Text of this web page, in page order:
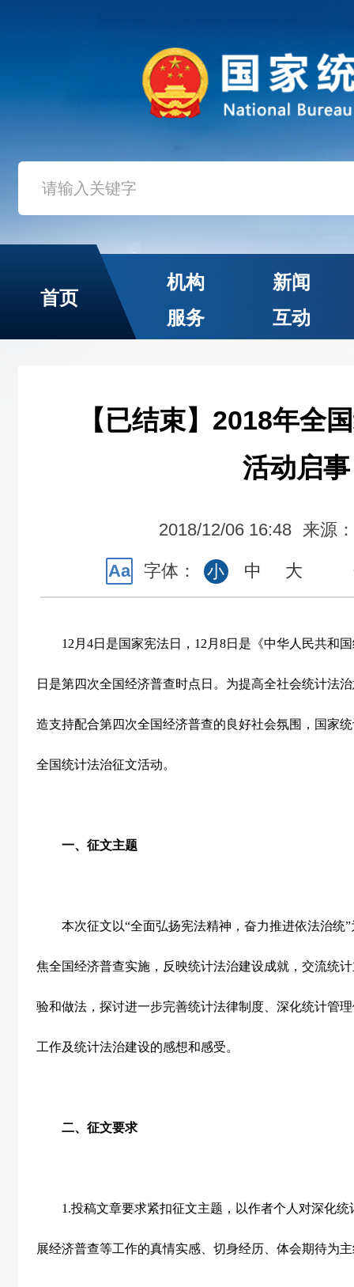
首页
机构
新闻
服务
互动
【已结束】2018年全
活动启事
2018/12/06 16:48 来源
Aa 字体： 小 中 大
12 月 4日是国家宪法日， 12 月 8日是《中华人民共和
日是第四次全国经济普查时点日。为提高全社会统计法
造支持配合第四次全国经济普查的良好社会氛围，国家
全国统计法治征文活动。
一、征文主题
本次征文以“全面弘扬宪法精神，奋力推进依法治统”
焦全国经济普查实施，反映统计法治建设成就，交流统
验和做法，探讨进一步完善统计法律制度、深化统计管
工作及统计法治建设的感想和感受。
二、征文要求
1.投稿文章要求紧扣征文主题，以作者个人对深化
展经济普查等工作的真情实感、切身经历、体会期待为